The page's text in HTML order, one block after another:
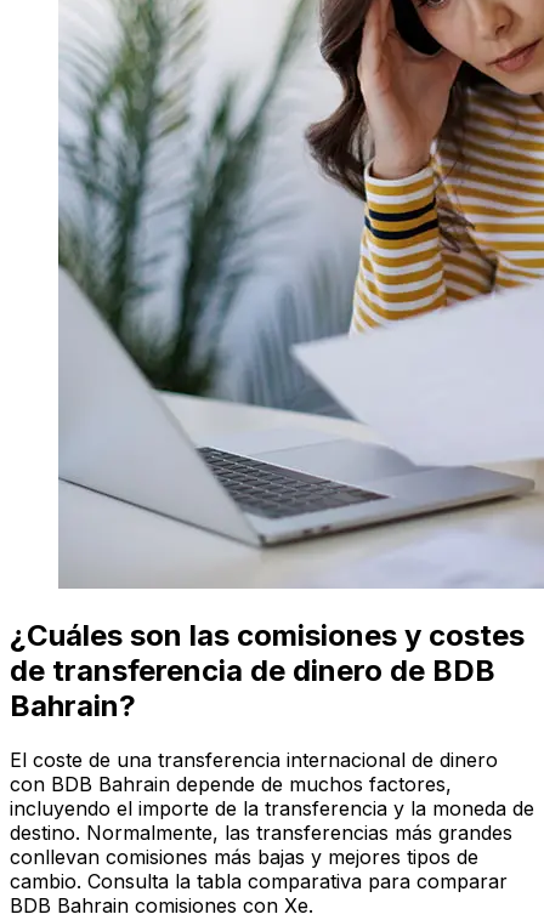
¿Cuáles son las comisiones y costes
de transferencia de dinero de BDB
Bahrain?
El coste de una transferencia internacional de dinero
con BDB Bahrain depende de muchos factores,
incluyendo el importe de la transferencia y la moneda de
destino. Normalmente, las transferencias más grandes
conllevan comisiones más bajas y mejores tipos de
cambio. Consulta la tabla comparativa para comparar
BDB Bahrain comisiones con Xe.